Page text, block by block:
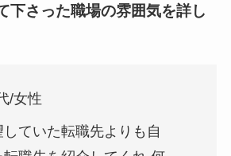
下さった職場の雰囲気を詳し
/女性
ていた転職先よりも自